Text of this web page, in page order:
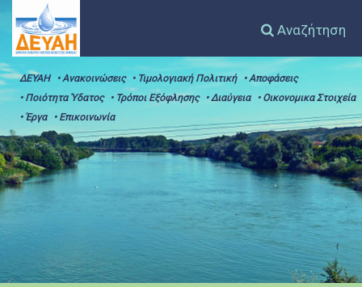
Αναζήτηση
ΔΕΥΑΗ • Ανακοινώσεις • Τιμολογιακή Πολιτική
• Αποφάσεις
• Ποιότητα Ύδατος
• Τρόποι Εξόφλησης • Διαύγεια
• Οικονομικα Στοιχεία
• Έργα
• Επικοινωνία